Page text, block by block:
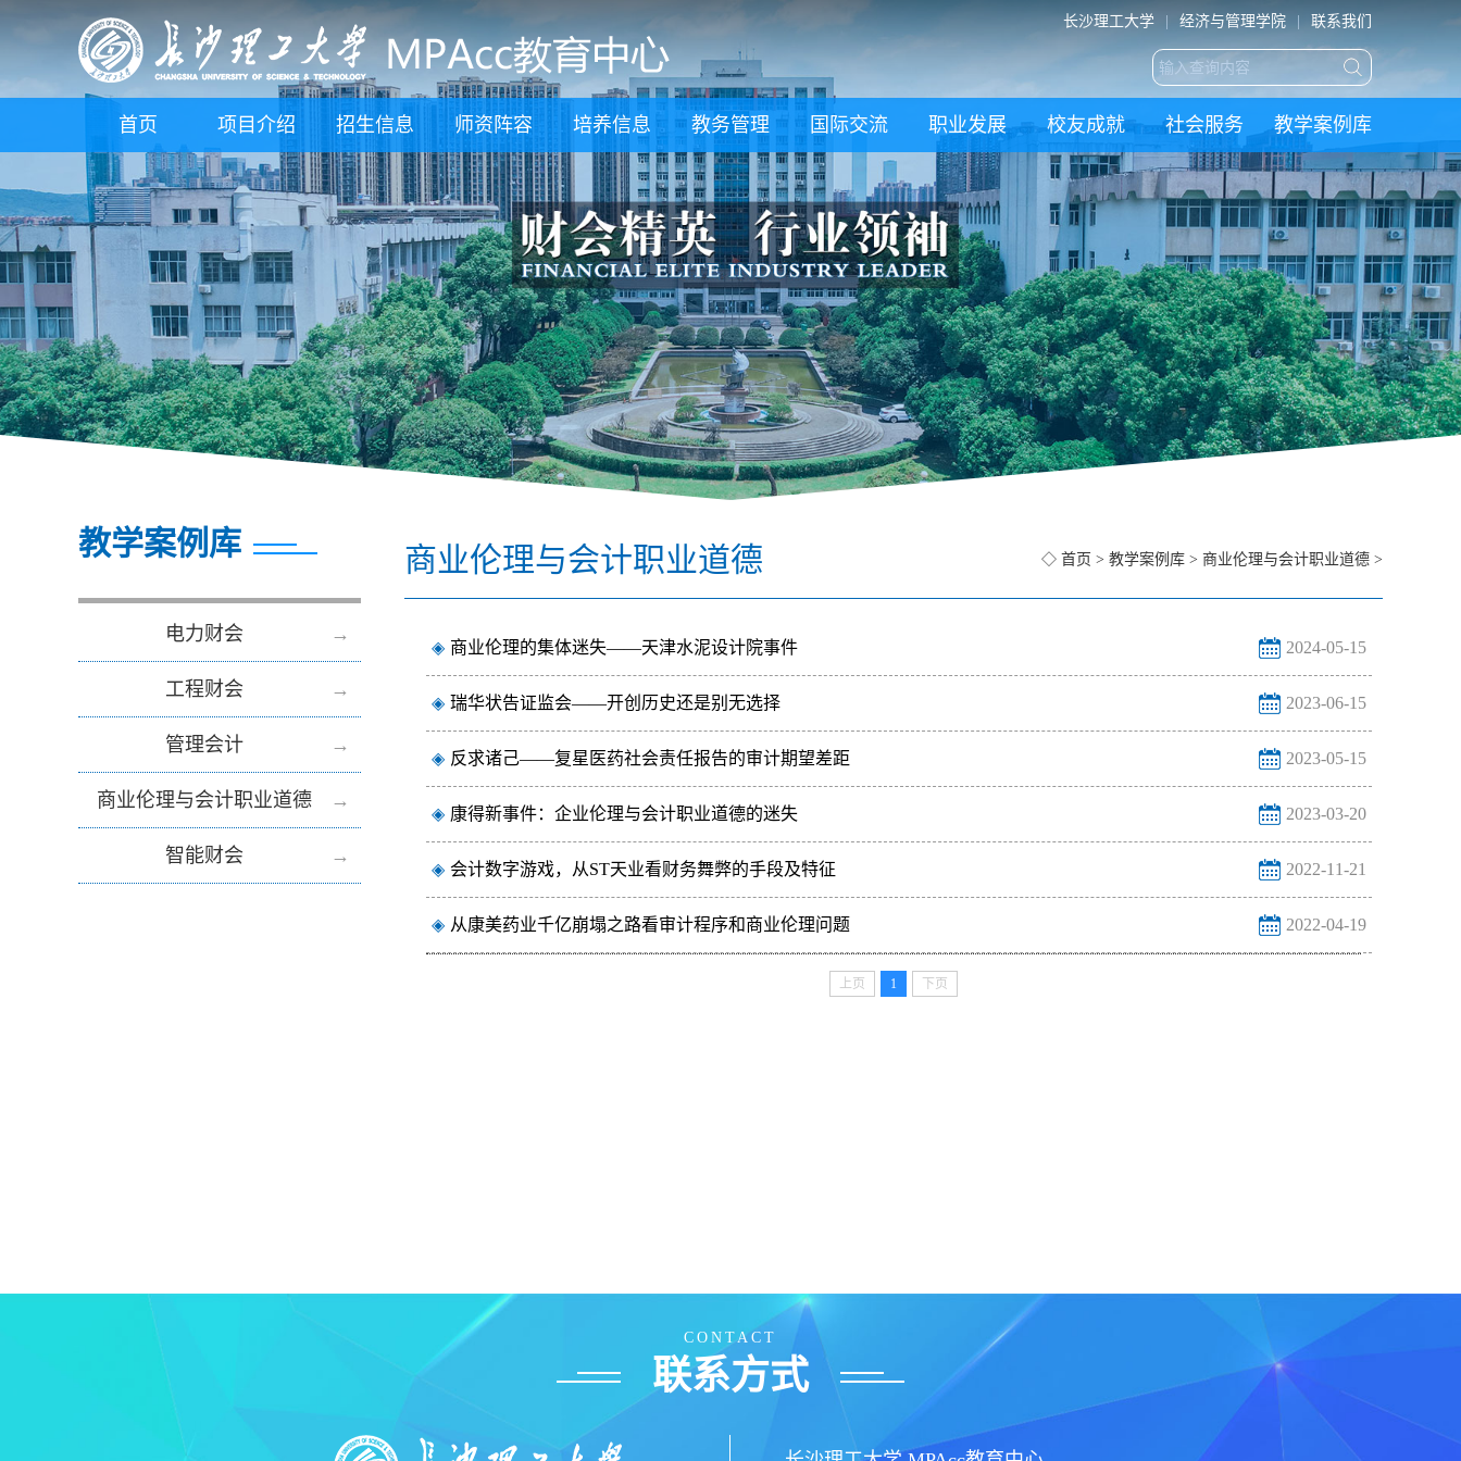
长沙理工大学 经济与管理学院 联系我们
首页 项目介绍 招生信息 师资阵容 培养信息 教务管理 国际交流 职业发展 校友成就 社会服务 教学案例库
教学案例库
电力财会 →
工程财会 →
管理会计 →
商业伦理与会计职业道德 →
智能财会 →
商业伦理与会计职业道德 ◇ 首页 > 教学案例库 > 商业伦理与会计职业道德 >
2024-05-15
◈ 商业伦理的集体迷失——天津水泥设计院事件
2023-06-15
◈ 瑞华状告证监会——开创历史还是别无选择
2023-05-15
◈ 反求诸己——复星医药社会责任报告的审计期望差距
2023-03-20
◈ 康得新事件：企业伦理与会计职业道德的迷失
2022-11-21
◈ 会计数字游戏，从ST天业看财务舞弊的手段及特征
2022-04-19
◈ 从康美药业千亿崩塌之路看审计程序和商业伦理问题
上页 1 下页
CONTACT
联系方式